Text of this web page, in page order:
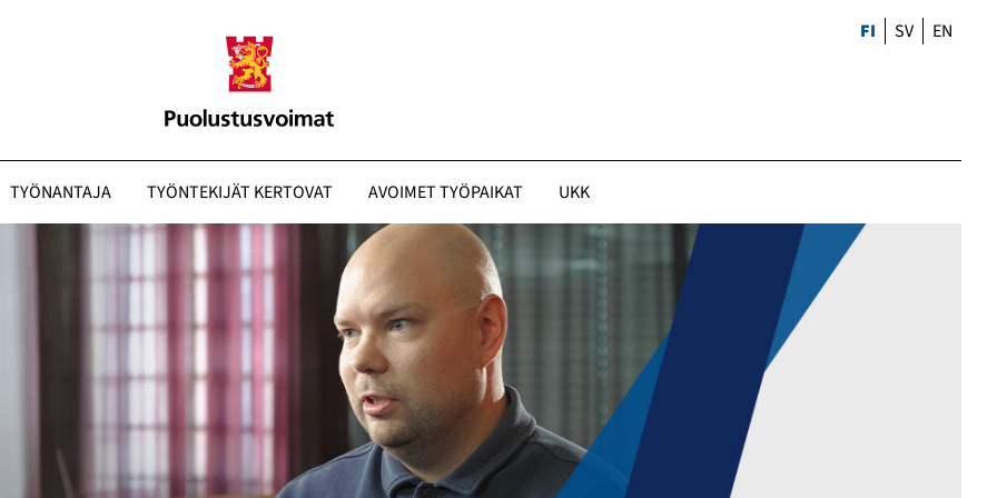
TYÖNANTAJA TYÖNTEKIJÄT KERTOVAT AVOIMET TYÖPAIKAT UKK
FI SV EN